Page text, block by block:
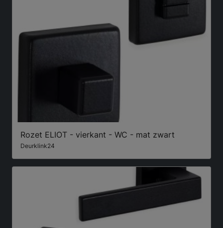
Rozet ELIOT - vierkant - WC - mat zwart
Deurklink24